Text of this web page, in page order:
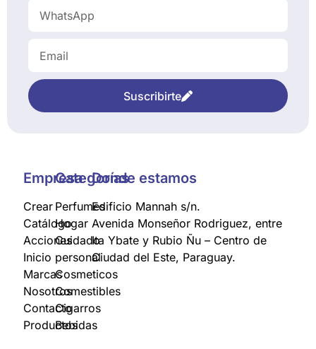
Suscribirte
Empresa
Crear
Catálogo
Acciones
Inicio
Marcas
Nosotros
Contacto
Productos
Categorías
Perfumes
Hogar
Cuidado
personal
Cosmeticos
Comestibles
Cigarros
Bebidas
Donde estamos
Edificio Mannah s/n.
Avenida Monseñor Rodriguez, entre
Ita Ybate y Rubio Ñu – Centro de
Ciudad del Este, Paraguay.